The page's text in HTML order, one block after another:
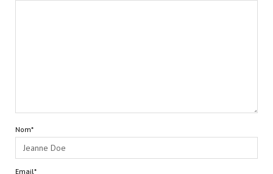
Nom*
Email*